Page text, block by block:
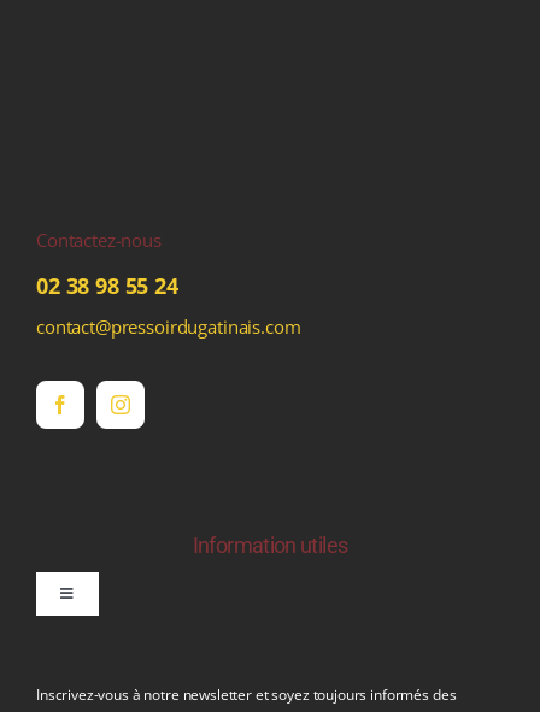
Contactez-nous
02 38 98 55 24
contact@pressoirdugatinais.com
Information utiles
Toggle
Inscrivez-vous à notre newsletter et soyez toujours informés des